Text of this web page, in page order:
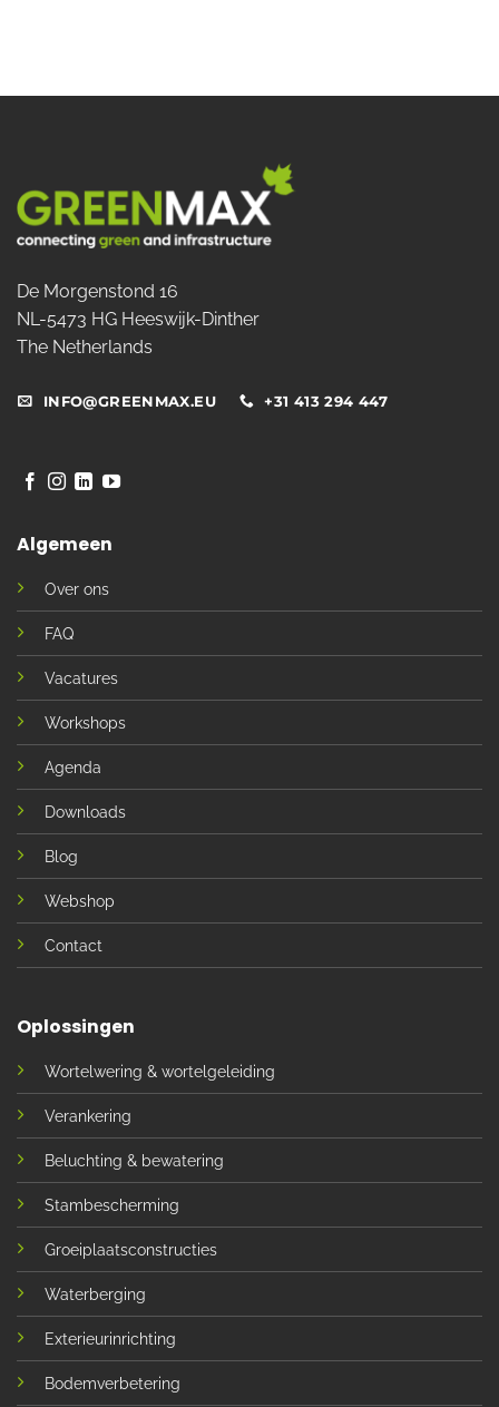
De Morgenstond 16
NL-5473 HG Heeswijk-Dinther
The Netherlands
INFO@GREENMAX.EU +31 413 294 447
Algemeen
Over ons
FAQ
Vacatures
Workshops
Agenda
Downloads
Blog
Webshop
Contact
Oplossingen
Wortelwering & wortelgeleiding
Verankering
Beluchting & bewatering
Stambescherming
Groeiplaatsconstructies
Waterberging
Exterieurinrichting
Bodemverbetering